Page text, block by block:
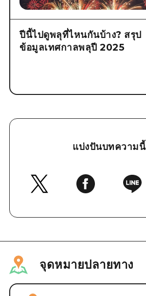
ปีนี้ไปดูพลุที่ไหนกันบ้าง? สรุป
ข้อมูลเทศกาลพลุปี 2025
แบ่งปันบทความนี้
จุดหมายปลายทาง